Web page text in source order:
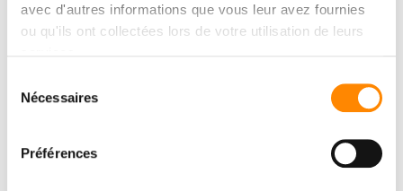
avec d'autres informations que vous leur avez fournies
ou qu'ils ont collectées lors de votre utilisation de leurs
Nécessaires
Préférences
CENTRE DE
Consulter et télécharger des documents